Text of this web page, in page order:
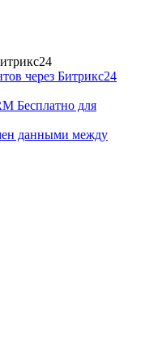
через Битрикс24
Бесплатно для
данными между